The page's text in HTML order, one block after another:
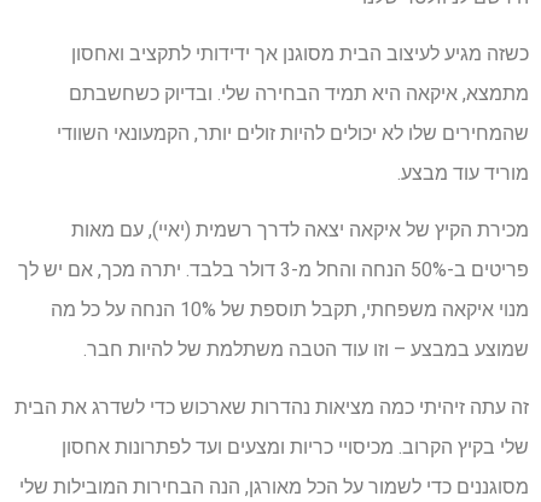
כשזה מגיע לעיצוב הבית מסוגנן אך ידידותי לתקציב ואחסון
מתמצא, איקאה היא תמיד הבחירה שלי. ובדיוק כשחשבתם
שהמחירים שלו לא יכולים להיות זולים יותר, הקמעונאי השוודי
מוריד עוד מבצע.
מכירת הקיץ של איקאה יצאה לדרך רשמית (יאיי), עם מאות
פריטים ב-50% הנחה והחל מ-3 דולר בלבד. יתרה מכך, אם יש לך
מנוי איקאה משפחתי, תקבל תוספת של 10% הנחה על כל מה
שמוצע במבצע – וזו עוד הטבה משתלמת של להיות חבר.
זה עתה זיהיתי כמה מציאות נהדרות שארכוש כדי לשדרג את הבית
שלי בקיץ הקרוב. מכיסויי כריות ומצעים ועד לפתרונות אחסון
מסוגננים כדי לשמור על הכל מאורגן, הנה הבחירות המובילות שלי